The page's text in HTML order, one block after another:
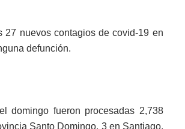
nuevos contagios de covid-19 en
defunción.
domingo fueron procesadas 2,738
Santo Domingo, 3 en Santiago,